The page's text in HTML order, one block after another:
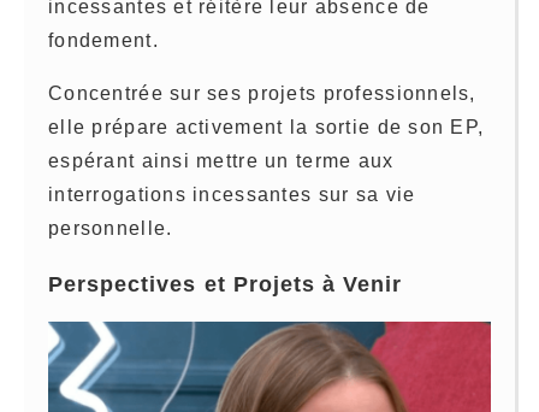
incessantes et réitère leur absence de
fondement.
Concentrée sur ses projets professionnels,
elle prépare activement la sortie de son EP,
espérant ainsi mettre un terme aux
interrogations incessantes sur sa vie
personnelle.
Perspectives et Projets à Venir